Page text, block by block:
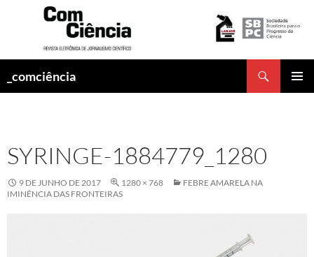
_comciência
SYRINGE-1884779_1280
9 DE JUNHO DE 2017 1280 × 768
FEBRE AMARELA NA
IMINÊNCIA DAS FRONTEIRAS